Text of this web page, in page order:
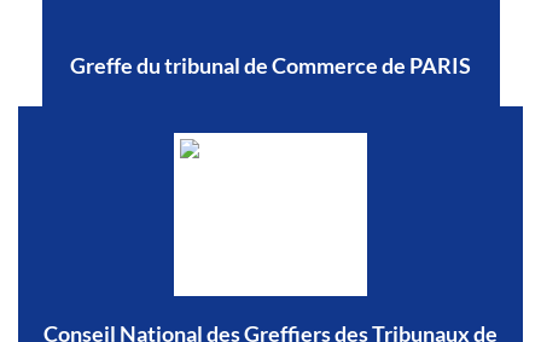
Greffe du tribunal de Commerce de PARIS
Conseil National des Greffiers des Tribunaux de